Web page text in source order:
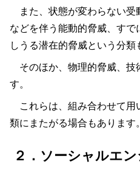
また、状態が変わらない
などを伴う能動的脅威、す
しうる潜在的脅威という分類
そのほか、物理的脅威、技
す。
これらは、組み合わせて
類にまたがる場合もあります。
２．ソーシャルエ